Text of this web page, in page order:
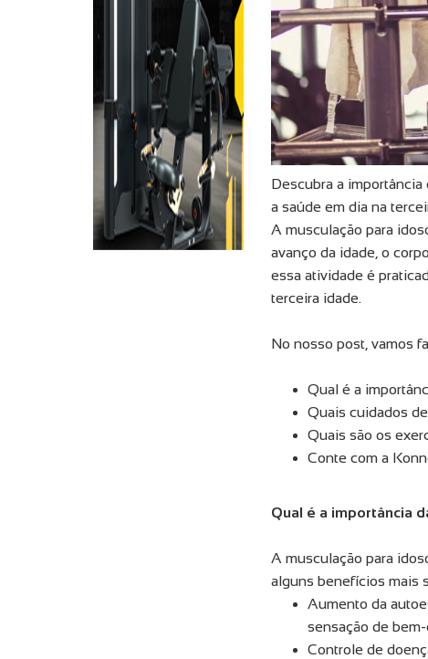
Descubra a
a saúde em dia na
A musculação para
avanço da idade, o
essa atividade é
terceira idade.
No nosso post, vamos
Qual é a
Quais cuidados
Quais são os
Conte com a
Qual é a importância
A musculação para
alguns benefícios mais
Aumento da
sensação de
Controle de